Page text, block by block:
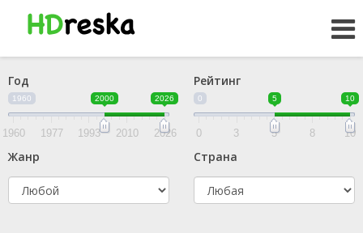
Год
1960 2000 2026
1960 1977 1993 2010 2026
Рейтинг
0 5 10
0 3 5 8 10
Жанр Страна